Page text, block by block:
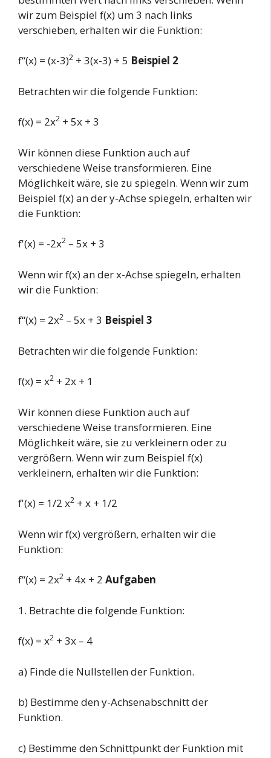
wir zum Beispiel f(x) um 3 nach links
verschieben, erhalten wir die Funktion:
f“(x) = (x-3)2 + 3(x-3) + 5 Beispiel 2
Betrachten wir die folgende Funktion:
f(x) = 2x2 + 5x + 3
Wir können diese Funktion auch auf
verschiedene Weise transformieren. Eine
Möglichkeit wäre, sie zu spiegeln. Wenn wir zum
Beispiel f(x) an der y-Achse spiegeln, erhalten wir
die Funktion:
f'(x) = -2x2 – 5x + 3
Wenn wir f(x) an der x-Achse spiegeln, erhalten
wir die Funktion:
f“(x) = 2x2 – 5x + 3 Beispiel 3
Betrachten wir die folgende Funktion:
f(x) = x2 + 2x + 1
Wir können diese Funktion auch auf
verschiedene Weise transformieren. Eine
Möglichkeit wäre, sie zu verkleinern oder zu
vergrößern. Wenn wir zum Beispiel f(x)
verkleinern, erhalten wir die Funktion:
f'(x) = 1/2 x2 + x + 1/2
Wenn wir f(x) vergrößern, erhalten wir die
Funktion:
f“(x) = 2x2 + 4x + 2 Aufgaben
1. Betrachte die folgende Funktion:
f(x) = x2 + 3x – 4
a) Finde die Nullstellen der Funktion.
b) Bestimme den y-Achsenabschnitt der
Funktion.
c) Bestimme den Schnittpunkt der Funktion mit